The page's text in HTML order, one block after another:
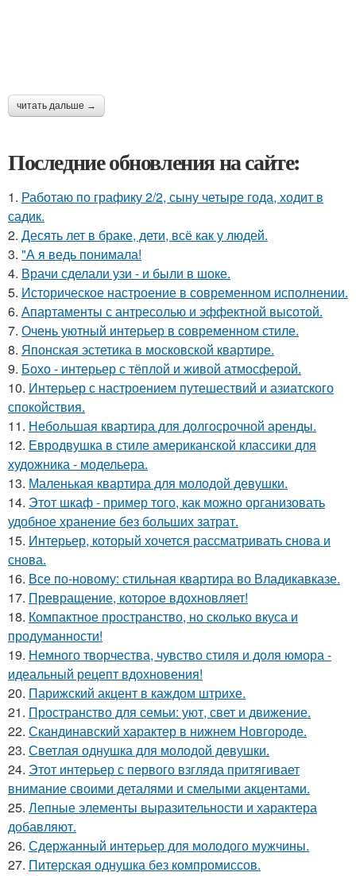
читать дальше →
Последние обновления на сайте:
1. Работаю по графику 2/2, сыну четыре года, ходит в
садик.
2. Десять лет в браке, дети, всё как у людей.
3. "А я ведь понимала!
4. Врачи сделали узи - и были в шоке.
5. Историческое настроение в современном исполнении.
6. Апартаменты с антресолью и эффектной высотой.
7. Очень уютный интерьер в современном стиле.
8. Японская эстетика в московской квартире.
9. Бохо - интерьер с тёплой и живой атмосферой.
10. Интерьер с настроением путешествий и азиатского
спокойствия.
11. Небольшая квартира для долгосрочной аренды.
12. Евродвушка в стиле американской классики для
художника - модельера.
13. Маленькая квартира для молодой девушки.
14. Этот шкаф - пример того, как можно организовать
удобное хранение без больших затрат.
15. Интерьер, который хочется рассматривать снова и
снова.
16. Все по-новому: стильная квартира во Владикавказе.
17. Превращение, которое вдохновляет!
18. Компактное пространство, но сколько вкуса и
продуманности!
19. Немного творчества, чувство стиля и доля юмора -
идеальный рецепт вдохновения!
20. Парижский акцент в каждом штрихе.
21. Пространство для семьи: уют, свет и движение.
22. Скандинавский характер в нижнем Новгороде.
23. Светлая однушка для молодой девушки.
24. Этот интерьер с первого взгляда притягивает
внимание своими деталями и смелыми акцентами.
25. Лепные элементы выразительности и характера
добавляют.
26. Сдержанный интерьер для молодого мужчины.
27. Питерская однушка без компромиссов.